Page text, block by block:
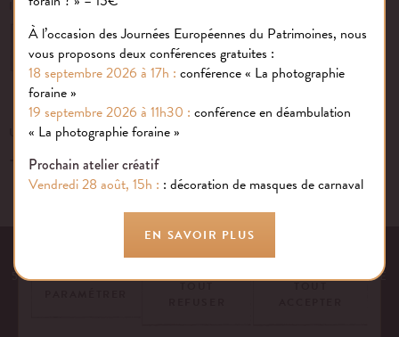
À l’occasion des Journées Européennes du Patrimoines, nous
vous proposons deux conférences gratuites :
18 septembre 2026 à 17h : conférence « La photographie
foraine »
19 septembre 2026 à 11h30 : conférence en déambulation
« La photographie foraine »
Prochain atelier créatif
Vendredi 28 août, 15h : : décoration de masques de carnaval
EN SAVOIR PLUS
INSCRIVEZ-VOUS À NOTRE NEWSLETTER
UN ÉVÉNEMENT, UNE QUESTION ?
+33 (0)1 43 40 16 22
53 AVENUE DES TERROIRS DE FRANCE, 75012 PARIS | FRANCE
Gestion des cookies
Nous utilisons des cookies sur notre site internet pour rendre votre
expérience aussi douce qu’une confiserie foraine !
TOUT
TOUT